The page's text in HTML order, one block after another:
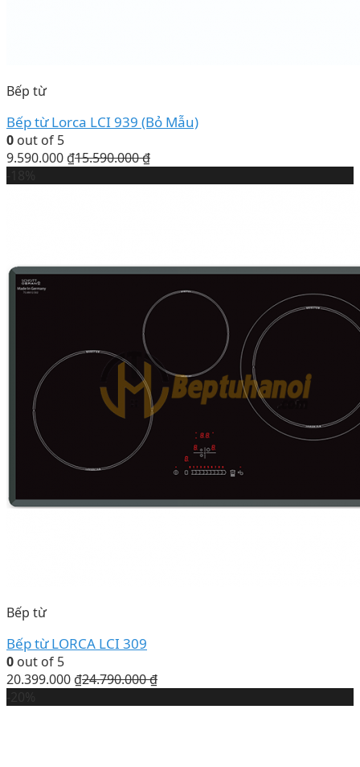
Bếp từ
Bếp từ Lorca LCI 939 (Bỏ Mẫu)
0 out of 5
9.590.000 ₫15.590.000₫
Bếp từ
Bếp từ LORCA LCI 309
0 out of 5
20.399.000 ₫24.790.000₫